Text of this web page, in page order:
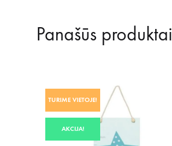
Panašūs produktai
TURIME VIETOJE!
AKCIJA!